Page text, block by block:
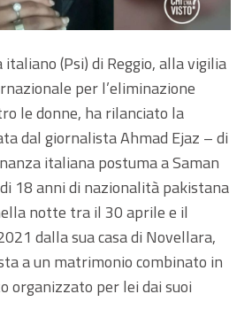
(Psi) di Reggio, alla vigilia
per l’eliminazione
le donne, ha rilanciato la
dal giornalista Ahmad Ejaz – di
italiana postuma a Saman
18 anni di nazionalità pakistana
notte tra il 30 aprile e il
dalla sua casa di Novellara,
a un matrimonio combinato in
organizzato per lei dai suoi